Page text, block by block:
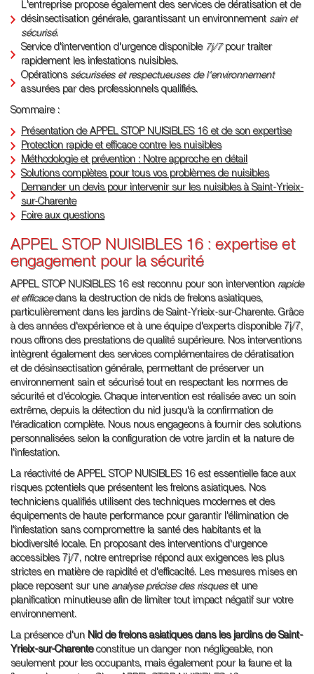
L'entreprise propose également des services de dératisation et de
désinsectisation générale, garantissant un environnement sain et
sécurisé.
Service d'intervention d'urgence disponible 7j/7pour traiter
rapidement les infestations nuisibles.
Opérations sécurisées et respectueuses de l'environnement
assurées par des professionnels qualifiés.
Sommaire :
Présentation de APPEL STOP NUISIBLES 16 et de son expertise
Protection rapide et efficace contre les nuisibles
Méthodologie et prévention : Notre approche en détail
Solutions complètes pour tous vos problèmes de nuisibles
Demander un devis pour intervenir sur les nuisibles à Saint-Yrieix-
sur-Charente
Foire aux questions
APPEL STOP NUISIBLES 16 : expertise et
engagement pour la sécurité
APPEL STOP NUISIBLES 16 est reconnu pour son intervention rapide
et efficacedans la destruction de nids de frelons asiatiques,
particulièrement dans les jardins de Saint-Yrieix-sur-Charente. Grâce
à des années d'expérience et à une équipe d'experts disponible 7j/7,
nous offrons des prestations de qualité supérieure. Nos interventions
intègrent également des services complémentaires de dératisation
et de désinsectisation générale, permettant de préserver un
environnement sain et sécurisé tout en respectant les normes de
sécurité et d'écologie. Chaque intervention est réalisée avec un soin
extrême, depuis la détection du nid jusqu'à la confirmation de
l'éradication complète. Nous nous engageons à fournir des solutions
personnalisées selon la configuration de votre jardin et la nature de
l'infestation.
La réactivité de APPEL STOP NUISIBLES 16 est essentielle face aux
risques potentiels que présentent les frelons asiatiques. Nos
techniciens qualifiés utilisent des techniques modernes et des
équipements de haute performance pour garantir l'élimination de
l'infestation sans compromettre la santé des habitants et la
biodiversité locale. En proposant des interventions d'urgence
accessibles 7j/7, notre entreprise répond aux exigences les plus
strictes en matière de rapidité et d'efficacité. Les mesures mises en
place reposent sur une analyse précise des risqueset une
planification minutieuse afin de limiter tout impact négatif sur votre
environnement.
La présence d'un Nid de frelons asiatiques dans les jardins de Saint-
Yrieix-sur-Charenteconstitue un danger non négligeable, non
seulement pour les occupants, mais également pour la faune et la